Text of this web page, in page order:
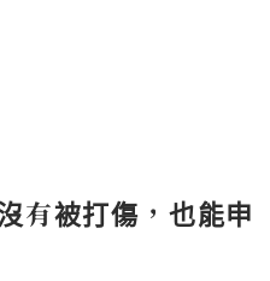
有被打傷，也能申